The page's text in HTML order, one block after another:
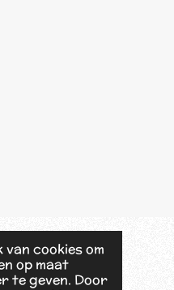
cookies om
op maat
te geven. Door